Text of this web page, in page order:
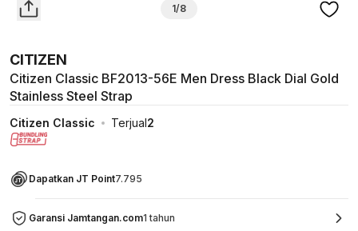
1/8
CITIZEN
Citizen Classic BF2013-56E Men Dress Black Dial Gold
Stainless Steel Strap
Citizen Classic Terjual2
Dapatkan JT Point7.795
Garansi Jamtangan.com1 tahun